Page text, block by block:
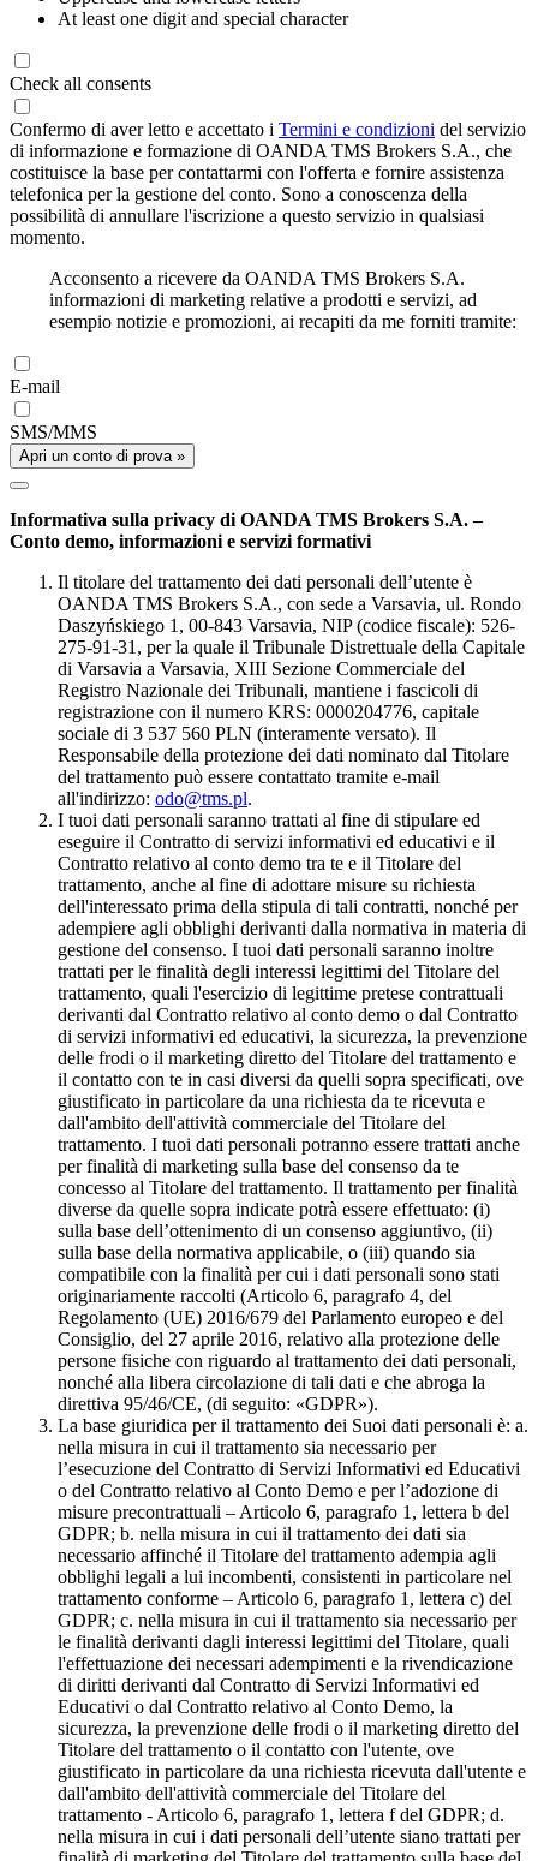
At least one digit and special character
Check all consents
Confermo di aver letto e accettato i Termini e condizioni del servizio
di informazione e formazione di OANDA TMS Brokers S.A., che
costituisce la base per contattarmi con l'offerta e fornire assistenza
telefonica per la gestione del conto. Sono a conoscenza della
possibilità di annullare l'iscrizione a questo servizio in qualsiasi
momento.
Acconsento a ricevere da OANDA TMS Brokers S.A.
informazioni di marketing relative a prodotti e servizi, ad
esempio notizie e promozioni, ai recapiti da me forniti tramite:
E-mail
SMS/MMS
Apri un conto di prova »
Informativa sulla privacy di OANDA TMS Brokers S.A. –
Conto demo, informazioni e servizi formativi
Il titolare del trattamento dei dati personali dell’utente è
OANDA TMS Brokers S.A., con sede a Varsavia, ul. Rondo
Daszyńskiego 1, 00-843 Varsavia, NIP (codice fiscale): 526-
275-91-31, per la quale il Tribunale Distrettuale della Capitale
di Varsavia a Varsavia, XIII Sezione Commerciale del
Registro Nazionale dei Tribunali, mantiene i fascicoli di
registrazione con il numero KRS: 0000204776, capitale
sociale di 3 537 560 PLN (interamente versato). Il
Responsabile della protezione dei dati nominato dal Titolare
del trattamento può essere contattato tramite e-mail
all'indirizzo: odo@tms.pl.
I tuoi dati personali saranno trattati al fine di stipulare ed
eseguire il Contratto di servizi informativi ed educativi e il
Contratto relativo al conto demo tra te e il Titolare del
trattamento, anche al fine di adottare misure su richiesta
dell'interessato prima della stipula di tali contratti, nonché per
adempiere agli obblighi derivanti dalla normativa in materia di
gestione del consenso. I tuoi dati personali saranno inoltre
trattati per le finalità degli interessi legittimi del Titolare del
trattamento, quali l'esercizio di legittime pretese contrattuali
derivanti dal Contratto relativo al conto demo o dal Contratto
di servizi informativi ed educativi, la sicurezza, la prevenzione
delle frodi o il marketing diretto del Titolare del trattamento e
il contatto con te in casi diversi da quelli sopra specificati, ove
giustificato in particolare da una richiesta da te ricevuta e
dall'ambito dell'attività commerciale del Titolare del
trattamento. I tuoi dati personali potranno essere trattati anche
per finalità di marketing sulla base del consenso da te
concesso al Titolare del trattamento. Il trattamento per finalità
diverse da quelle sopra indicate potrà essere effettuato: (i)
sulla base dell’ottenimento di un consenso aggiuntivo, (ii)
sulla base della normativa applicabile, o (iii) quando sia
compatibile con la finalità per cui i dati personali sono stati
originariamente raccolti (Articolo 6, paragrafo 4, del
Regolamento (UE) 2016/679 del Parlamento europeo e del
Consiglio, del 27 aprile 2016, relativo alla protezione delle
persone fisiche con riguardo al trattamento dei dati personali,
nonché alla libera circolazione di tali dati e che abroga la
direttiva 95/46/CE, (di seguito: «GDPR»).
La base giuridica per il trattamento dei Suoi dati personali è: a.
nella misura in cui il trattamento sia necessario per
l’esecuzione del Contratto di Servizi Informativi ed Educativi
o del Contratto relativo al Conto Demo e per l’adozione di
misure precontrattuali – Articolo 6, paragrafo 1, lettera b del
GDPR; b. nella misura in cui il trattamento dei dati sia
necessario affinché il Titolare del trattamento adempia agli
obblighi legali a lui incombenti, consistenti in particolare nel
trattamento conforme – Articolo 6, paragrafo 1, lettera c) del
GDPR; c. nella misura in cui il trattamento sia necessario per
le finalità derivanti dagli interessi legittimi del Titolare, quali
l'effettuazione dei necessari adempimenti e la rivendicazione
di diritti derivanti dal Contratto di Servizi Informativi ed
Educativi o dal Contratto relativo al Conto Demo, la
sicurezza, la prevenzione delle frodi o il marketing diretto del
Titolare del trattamento o il contatto con l'utente, ove
giustificato in particolare da una richiesta ricevuta dall'utente e
dall'ambito dell'attività commerciale del Titolare del
trattamento - Articolo 6, paragrafo 1, lettera f del GDPR; d.
nella misura in cui i dati personali dell’utente siano trattati per